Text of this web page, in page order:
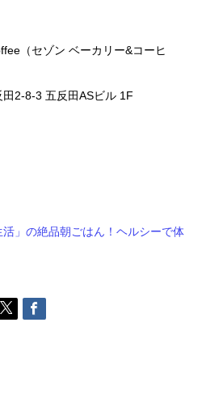
（セゾン ベーカリー&コーヒ
田2-8-3 五反田ASビル 1F
」の絶品朝ごはん！ヘルシーで体